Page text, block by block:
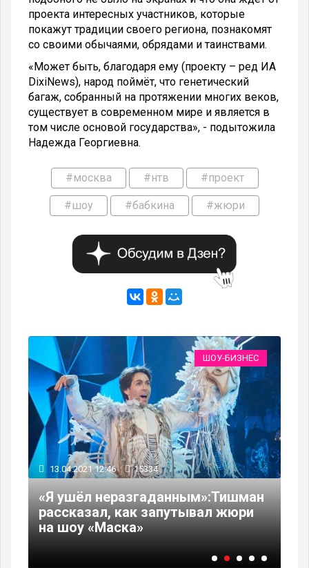
проекта интересных участников, которые
покажут традиции своего региона, познакомят
со своими обычаями, обрядами и таинствами.
«Может быть, благодаря ему (проекту – ред ИА
DixiNews), народ поймёт, что генетический
багаж, собранный на протяжении многих веков,
существует в современном мире и является в
том числе основой государства», - подытожила
Надежда Георгиевна.
#москва #нтв #проект
#шоу #бабкина #жюри
ШОУ-БИЗНЕС
13.04.2021 12:46 15334
«Я ушёл неразгаданным»:Тишман
рассказал, как запутывал жюри
на шоу «Маска»